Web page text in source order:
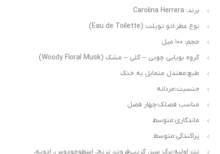
برند: Carolina Herrera
نوع عطر:ادو تویلت (Eau de Toilette)
حجم: ۱۰۰ میل
گروه بویایی چوبی – گلی – مشک (Woody Floral Musk)
طبع:معتدل متمایل به خنک
جنسیت:مردانه
مناسب فصلک:چهار فصل
ماندگاری:متوسط
پراکندگی:متوسط
نت اولیه:برگ سبز، گریپ‌فروت، ترنج، اسطوخودوس، ادویه،